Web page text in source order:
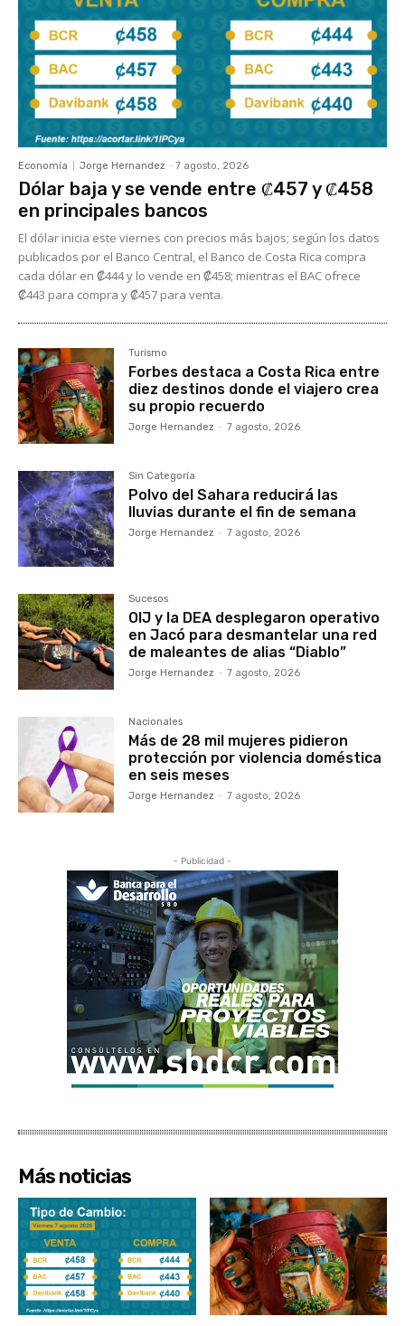
Economía Jorge Hernandez - 7 agosto, 2026
Dólar baja y se vende entre ₡457 y ₡458
en principales bancos
El dólar inicia este viernes con precios más bajos; según los datos
publicados por el Banco Central, el Banco de Costa Rica compra
cada dólar en ₡444 y lo vende en ₡458; mientras el BAC ofrece
₡443 para compra y ₡457 para venta.
Turismo
Forbes destaca a Costa Rica entre
diez destinos donde el viajero crea
su propio recuerdo
Jorge Hernandez - 7 agosto, 2026
Sin Categoría
Polvo del Sahara reducirá las
lluvias durante el fin de semana
Jorge Hernandez - 7 agosto, 2026
Sucesos
OIJ y la DEA desplegaron operativo
en Jacó para desmantelar una red
de maleantes de alias “Diablo”
Jorge Hernandez - 7 agosto, 2026
Nacionales
Más de 28 mil mujeres pidieron
protección por violencia doméstica
en seis meses
Jorge Hernandez - 7 agosto, 2026
- Publicidad -
Más noticias